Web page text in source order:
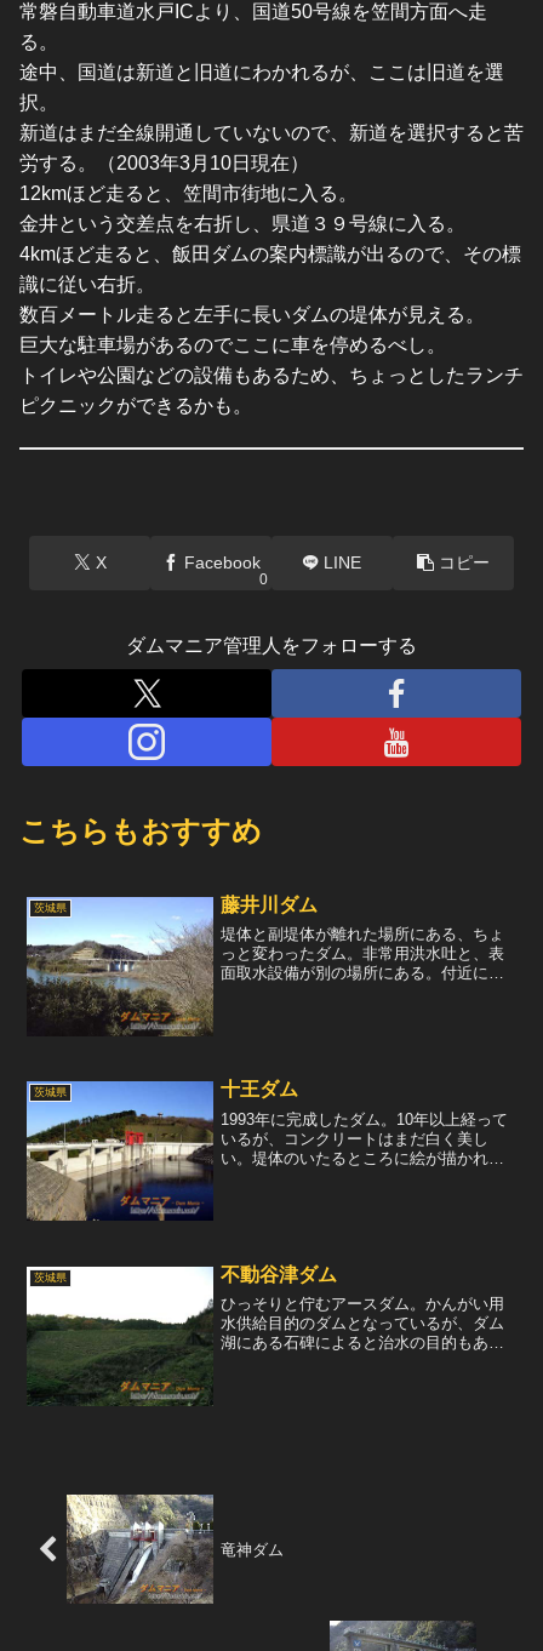
常磐自動車道水戸ICより、国道50号線を笠間方面へ走
る。
途中、国道は新道と旧道にわかれるが、ここは旧道を選
択。
新道はまだ全線開通していないので、新道を選択すると苦
労する。（2003年3月10日現在）
12kmほど走ると、笠間市街地に入る。
金井という交差点を右折し、県道３９号線に入る。
4kmほど走ると、飯田ダムの案内標識が出るので、その標
識に従い右折。
数百メートル走ると左手に長いダムの堤体が見える。
巨大な駐車場があるのでここに車を停めるべし。
トイレや公園などの設備もあるため、ちょっとしたランチ
ピクニックができるかも。
X Facebook
0
LINE コピー
ダムマニア管理人をフォローする
こちらもおすすめ
茨城県 藤井川ダム
堤体と副堤体が離れた場所にある、ちょ
っと変わったダム。非常用洪水吐と、表
面取水設備が別の場所にある。付近には
茨城県 十王ダム
1993年に完成したダム。10年以上経って
いるが、コンクリートはまだ白く美し
い。堤体のいたるところに絵が描かれて
茨城県 不動谷津ダム
ひっそりと佇むアースダム。かんがい用
水供給目的のダムとなっているが、ダム
湖にある石碑によると治水の目的もある
竜神ダム